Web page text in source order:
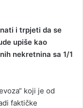
i trpjeti da se
upiše kao
nekretnina sa 1/1
koji je od
faktičke